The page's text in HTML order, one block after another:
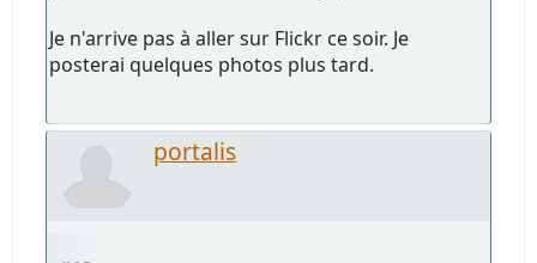
Je n'arrive pas à aller sur Flickr ce soir. Je
posterai quelques photos plus tard.
portalis